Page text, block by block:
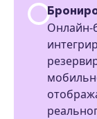
Онлайн-